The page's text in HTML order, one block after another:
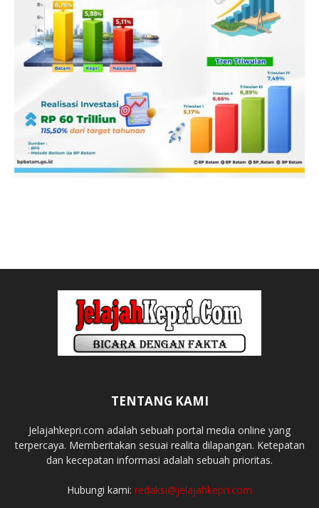
TENTANG KAMI
Jelajahkepri.com adalah sebuah portal media online yang
terpercaya. Memberitakan sesuai realita dilapangan. Ketepatan
dan kecepatan informasi adalah sebuah prioritas.
Hubungi kami: redaksi@jelajahkepri.com